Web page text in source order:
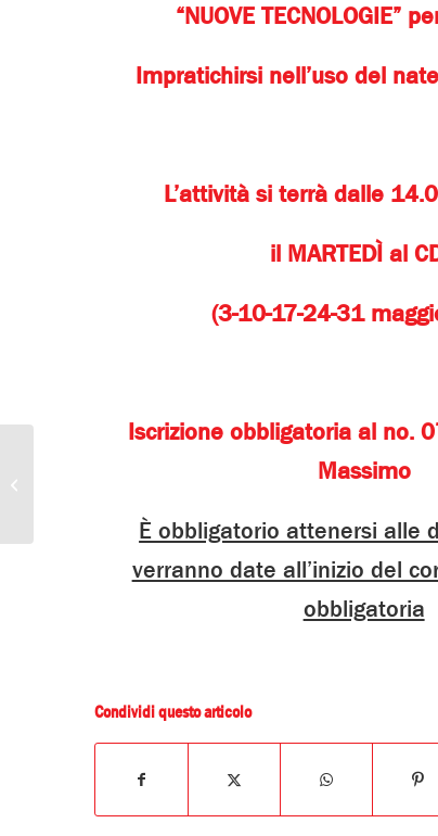
“NUOVE TECNOLOGIE”
Impratichirsi nell’uso del
L’attività si terrà dalle
il MARTEDÌ al
(3-10-17-24-31
Iscrizione obbligatoria al no.
Massimo
È obbligatorio attenersi alle
verranno date all’inizio del
obbligatoria
Condividi questo articolo